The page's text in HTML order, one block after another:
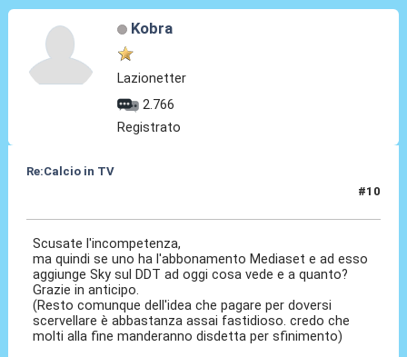
Kobra
Lazionetter
2.766
Registrato
Re:Calcio in TV
#10
Scusate l'incompetenza,
ma quindi se uno ha l'abbonamento Mediaset e ad esso
aggiunge Sky sul DDT ad oggi cosa vede e a quanto?
Grazie in anticipo.
(Resto comunque dell'idea che pagare per doversi
scervellare è abbastanza assai fastidioso. credo che
molti alla fine manderanno disdetta per sfinimento)